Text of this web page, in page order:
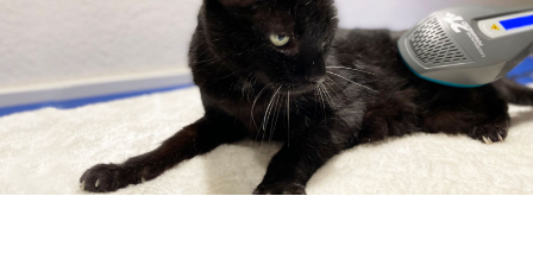
CANIS VITAL
Praxis für Tierphysiotherapie &
Tierosteopathie